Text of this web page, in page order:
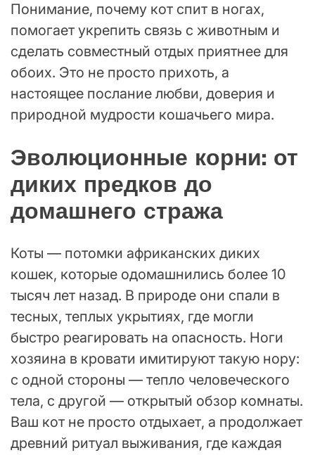
Понимание, почему кот спит в ногах,
помогает укрепить связь с животным и
сделать совместный отдых приятнее для
обоих. Это не просто прихоть, а
настоящее послание любви, доверия и
природной мудрости кошачьего мира.
Эволюционные корни: от
диких предков до
домашнего стража
Коты — потомки африканских диких
кошек, которые одомашнились более 10
тысяч лет назад. В природе они спали в
тесных, теплых укрытиях, где могли
быстро реагировать на опасность. Ноги
хозяина в кровати имитируют такую нору:
с одной стороны — тепло человеческого
тела, с другой — открытый обзор комнаты.
Ваш кот не просто отдыхает, а продолжает
древний ритуал выживания, где каждая